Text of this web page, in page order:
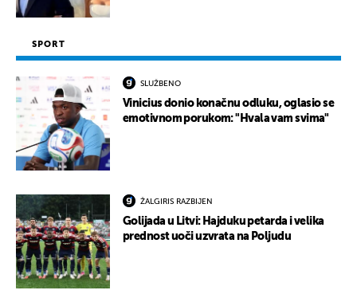
SPORT
SLUŽBENO
Vinicius donio konačnu odluku, oglasio se
emotivnom porukom: "Hvala vam svima"
ŽALGIRIS RAZBIJEN
Golijada u Litvi: Hajduku petarda i velika
prednost uoči uzvrata na Poljudu